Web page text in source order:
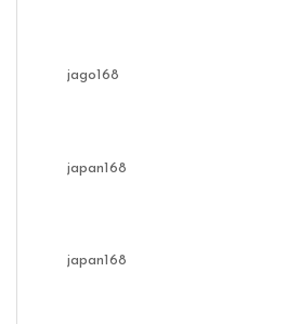
jago168
japan168
japan168